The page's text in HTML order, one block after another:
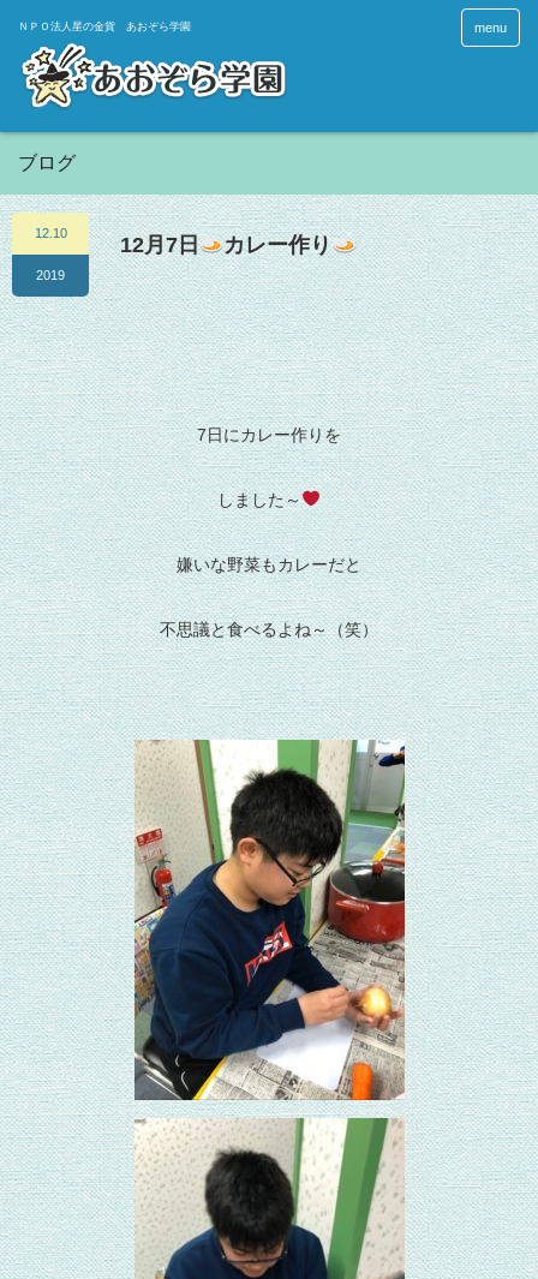
menu
ブログ
12.10
2019
12月7日 カレー作り
7日にカレー作りを
しました～
嫌いな野菜もカレーだと
不思議と食べるよね～（笑）